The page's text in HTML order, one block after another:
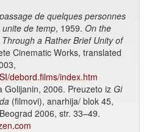
de quelques personnes
de temp, 1959. On the
a Rather Brief Unity of
Cinematic Works, translated
debord.films/index.htm
Golijanin, 2006. Preuzeto iz Gi
(filmovi), anarhija/ blok 45,
2006, str. 33–49.